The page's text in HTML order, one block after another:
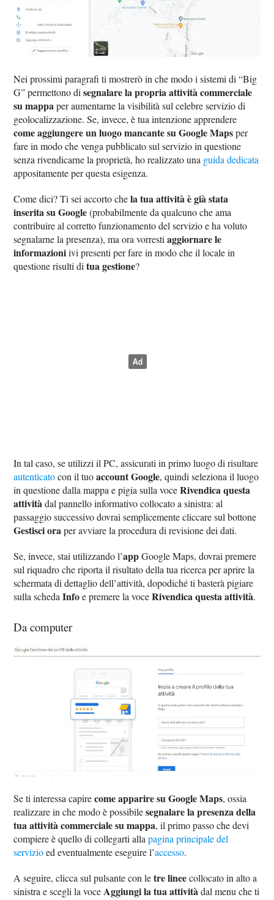
Nei prossimi paragrafi ti mostrerò in che modo i sistemi di “Big
G” permettono disegnalare la propria attività commerciale
su mappaper aumentarne la visibilità sul celebre servizio di
geolocalizzazione. Se, invece, è tua intenzione apprendere
come aggiungere un luogo mancante su Google Mapsper
fare in modo che venga pubblicato sul servizio in questione
senza rivendicarne la proprietà, ho realizzato una guida dedicata
appositamente per questa esigenza.
Come dici? Ti sei accorto chela tua attività è già stata
inserita su Google(probabilmente da qualcuno che ama
contribuire al corretto funzionamento del servizio e ha voluto
segnalarne la presenza), ma ora vorrestiaggiornare le
informazioniivi presenti per fare in modo che il locale in
questione risulti ditua gestione?
In tal caso, se utilizzi il PC, assicurati in primo luogo di risultare
autenticatocon il tuoaccount Google, quindi seleziona il luogo
in questione dalla mappa e pigia sulla voceRivendica questa
attivitàdal pannello informativo collocato a sinistra: al
passaggio successivo dovrai semplicemente cliccare sul bottone
Gestisci oraper avviare la procedura di revisione dei dati.
Se, invece, stai utilizzando l’appGoogle Maps, dovrai premere
sul riquadro che riporta il risultato della tua ricerca per aprire la
schermata di dettaglio dell’attività, dopodiché ti basterà pigiare
sulla schedaInfoe premere la voceRivendica questa attività.
Da computer
Se ti interessa capirecome apparire su Google Maps, ossia
realizzare in che modo è possibilesegnalare la presenza della
tua attività commerciale su mappa, il primo passo che devi
compiere è quello di collegarti allapagina principale del
servizioed eventualmente eseguire l’accesso.
A seguire, clicca sul pulsante con letre lineecollocato in alto a
sinistra e scegli la voce Aggiungi la tua attività dal menu che ti